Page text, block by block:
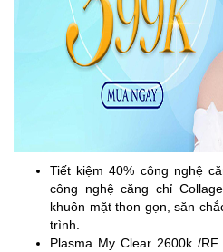
Tiết kiệm 40% công nghệ
công nghệ căng chỉ
khuôn mặt thon gọn, săn
trình.
Plasma My Clear 2600k /